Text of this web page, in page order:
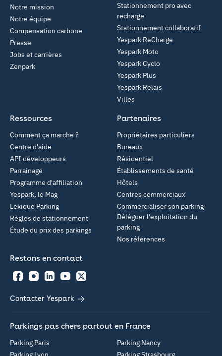
Notre mission
Notre équipe
Compensation carbone
Presse
Jobs et carrières
Zenpark
Stationnement pro avec
recharge
Stationnement collaboratif
Yespark ReCharge
Yespark Moto
Yespark Cyclo
Yespark Plus
Yespark Relais
Villes
Partenaires
Propriétaires particuliers
Bureaux
Résidentiel
Établissements de santé
Hôtels
Centres commerciaux
Commercialiser son parking
Déléguer l'exploitation du
parking
Nos références
Ressources
Comment ça marche ?
Centre d'aide
API développeurs
Parrainage
Programme d'affiliation
Yespark, le Mag
Lexique Parking
Règles de stationnement
Étude du prix des parkings
Restons en contact
FacebookInstagramLinkedInYouTubeTwitter
Contacter Yespark
Parkings pas chers partout en France
Parking Paris
Parking Nancy